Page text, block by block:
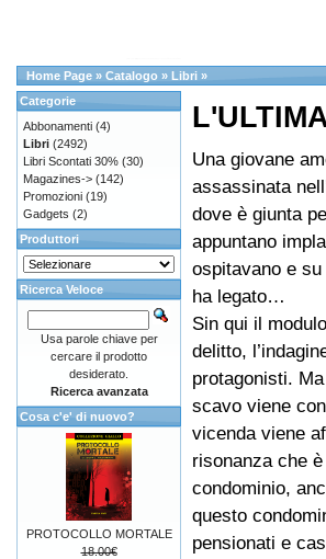
Home Page » Catalogo » Libri »
Una giovane
assassinata
dove è giunta
appuntano
ospitavano e
ha legato…
Sin qui il
delitto,
protagonisti.
scavo viene
vicenda viene
risonanza che
condominio,
questo
pensionati e
Categorie
Abbonamenti (4)
Libri (2492)
Libri Scontati 30% (30)
Magazines-> (142)
Promozioni (19)
Gadgets (2)
Produttori
Ricerca Veloce
Usa parole chiave per
cercare il prodotto
desiderato.
Ricerca avanzata
Cosa c'e' di nuovo?
PROTOCOLLO MORTALE
18.00€